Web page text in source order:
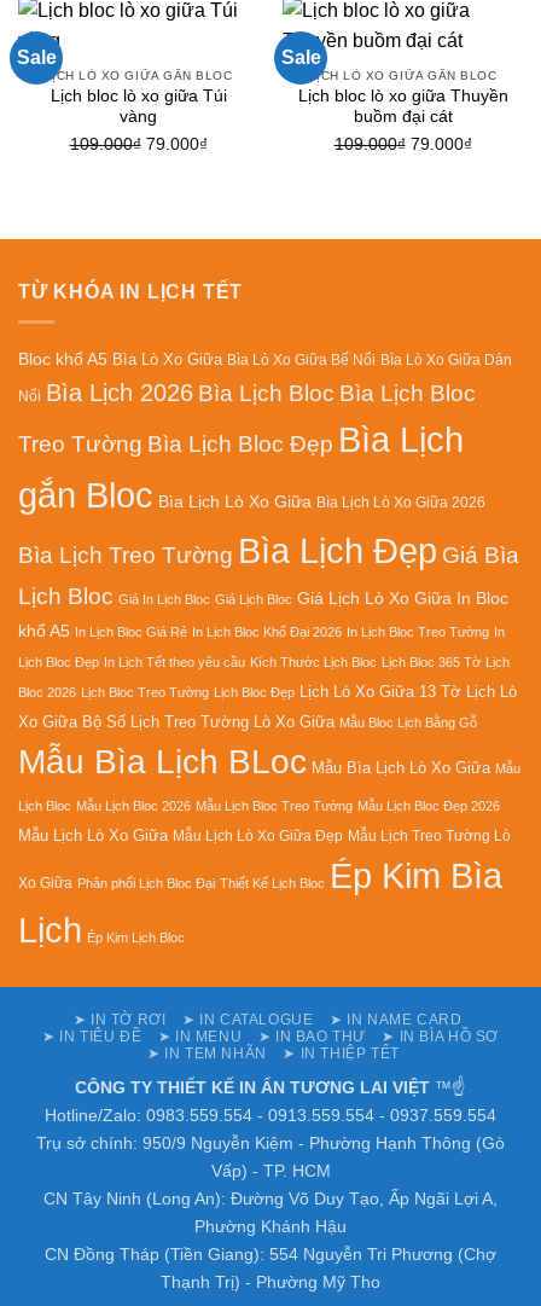
79.000₫.
109.000₫.
Sale
LỊCH LÒ XO GIỮA GẮN BLOC
Lịch bloc lò xo giữa Túi
vàng
109.000₫ Giá
79.000₫Giá
79.000₫.
Sale
LỊCH LÒ XO GIỮA GẮN BLOC
Lịch bloc lò xo giữa Thuyền
buồm đại cát
109.000₫ Giá
79.000₫Giá
79.000₫.
TỪ KHÓA IN LỊCH TẾT
Bloc khổ A5 Bìa Lò Xo Giữa Bìa Lò Xo Giữa Bế Nổi Bìa Lò Xo Giữa Dán
Nổi Bìa Lịch 2026 Bìa Lịch Bloc Bìa Lịch Bloc
Treo Tường Bìa Lịch Bloc Đẹp Bìa Lịch
gắn Bloc Bìa Lịch Lò Xo Giữa Bìa Lịch Lò Xo Giữa 2026
Bìa Lịch Treo Tường Bìa Lịch Đẹp Giá Bìa
Lịch Bloc Giá In Lịch Bloc Giá Lịch Bloc Giá Lịch Lò Xo Giữa
In Bloc
khổ A5 In Lịch Bloc Giá Rẻ In Lịch Bloc Khổ Đại 2026 In Lịch Bloc Treo Tường In
Lịch Bloc Đẹp In Lịch Tết theo yêu cầu Kích Thước Lịch Bloc Lịch Bloc 365 Tờ Lịch
Bloc 2026 Lịch Bloc Treo Tường Lịch Bloc Đẹp Lịch Lò Xo Giữa 13 Tờ
Lịch Lò
Xo Giữa Bộ Số
Lịch Treo Tường Lò Xo Giữa Mẫu Bloc Lịch Bằng Gỗ
Mẫu Bìa Lịch BLoc Mẫu Bìa Lịch Lò Xo Giữa Mẫu
Lịch Bloc Mẫu Lịch Bloc 2026 Mẫu Lịch Bloc Treo Tường Mẫu Lịch Bloc Đẹp 2026
Mẫu Lịch Lò Xo Giữa Mẫu Lịch Lò Xo Giữa Đẹp Mẫu Lịch Treo Tường Lò
Xo Giữa Phân phối Lịch Bloc Đại Thiết Kế Lịch Bloc Ép Kim Bìa
Lịch Ép Kim Lịch Bloc
➤ IN TỜ RƠI ➤ IN CATALOGUE
➤ IN NAME CARD
➤ IN TIÊU ĐỀ
➤ IN MENU ➤ IN BAO THƯ
➤ IN BÌA HỒ SƠ
➤ IN TEM NHÃN
➤ IN THIỆP TẾT
CÔNG TY THIẾT KẾ IN ẤN TƯƠNG LAI VIỆT ™☝️
Hotline/Zalo: 0983.559.554 - 0913.559.554 - 0937.559.554
Trụ sở chính: 950/9 Nguyễn Kiệm - Phường Hạnh Thông (Gò
Vấp) - TP. HCM
CN Tây Ninh (Long An): Đường Võ Duy Tạo, Ấp Ngãi Lợi A,
Phường Khánh Hậu
CN Đồng Tháp (Tiền Giang): 554 Nguyễn Tri Phương (Chợ
Thạnh Trị) - Phường Mỹ Tho